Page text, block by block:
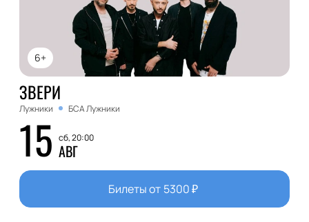
6+
ЗВЕРИ
Лужники БСА Лужники
15 сб, 20:00
АВГ
Билеты от 5300₽